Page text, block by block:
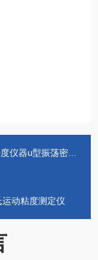
振荡密法优质供应商
运动粘度测定仪